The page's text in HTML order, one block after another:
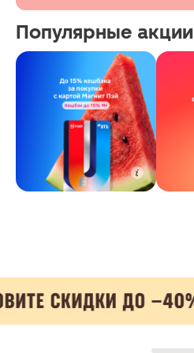
Популярные акции